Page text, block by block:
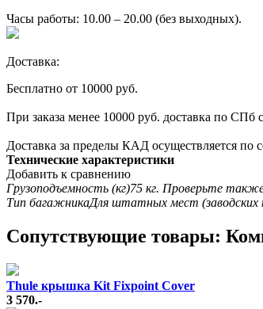
Часы работы: 10.00 – 20.00 (без выходных).
Доставка:
Бесплатно от 10000 руб.
При заказа менее 10000 руб. доставка по СПб
Доставка за пределы КАД осуществляется по
Технические характеристики
Добавить к сравнению
Грузоподъемность (кг)75 кг. Проверьте
Тип багажникаДля штатных мест (заводских
Cопутствующие товары:
Thule крышка Kit Fixpoint Cover
3 570.-